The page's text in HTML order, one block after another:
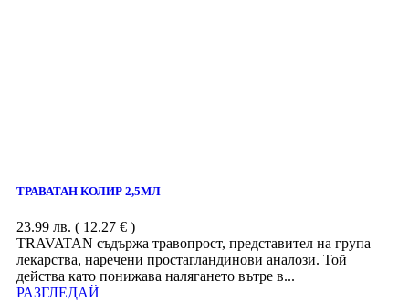
ТРАВАТАН КОЛИР 2,5МЛ
23.99 лв. ( 12.27 € )
TRAVATAN съдържа травопрост, представител на група
лекарства, наречени простагландинови аналози. Той
действа като понижава налягането вътре в...
РАЗГЛЕДАЙ